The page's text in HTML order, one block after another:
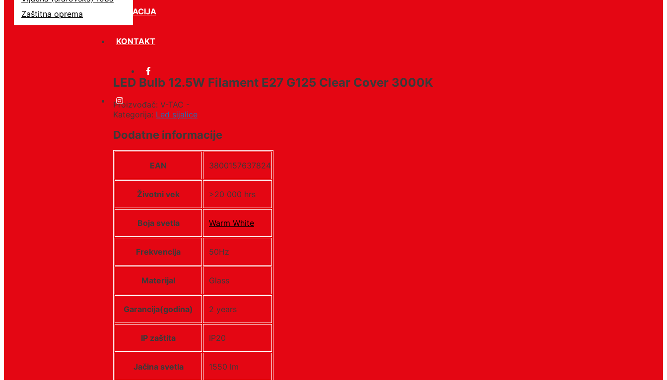
LOKACIJA
KONTAKT
Zaštitna oprema
LED Bulb 12.5W Filament E27 G125 Clear Cover 3000K
Proizvođač: V-TAC -
Kategorija: Led sijalice
Dodatne informacije
EAN 3800157637824
Životni vek >20 000 hrs
Boja svetla Warm White
Frekvencija 50Hz
Materijal Glass
Garancija(godina) 2 years
IP zaštita IP20
Jačina svetla 1550 lm